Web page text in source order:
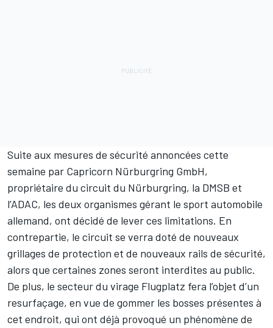
Suite aux mesures de sécurité annoncées cette
semaine par Capricorn Nürburgring GmbH,
propriétaire du circuit du Nürburgring, la DMSB et
l’ADAC, les deux organismes gérant le sport automobile
allemand, ont décidé de lever ces limitations. En
contrepartie, le circuit se verra doté de nouveaux
grillages de protection et de nouveaux rails de sécurité,
alors que certaines zones seront interdites au public.
De plus, le secteur du virage Flugplatz fera l’objet d’un
resurfaçage, en vue de gommer les bosses présentes à
cet endroit, qui ont déjà provoqué un phénomène de